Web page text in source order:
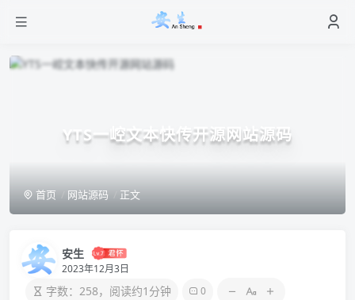
YTS一崆文本快传开源网站源码
首页 网站源码 正文
安生
2023年12月3日
字数：258，阅读约1分钟 0